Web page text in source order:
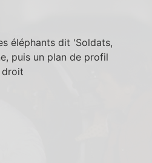
éléphants dit 'Soldats,
puis un plan de profil
droit